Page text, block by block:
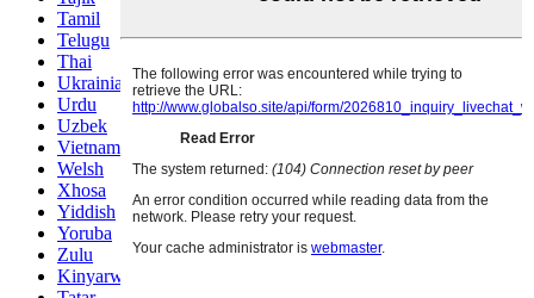
Tamil
Telugu
Thai
Ukrainian
Urdu
Uzbek
Vietnamese
Welsh
Xhosa
Yiddish
Yoruba
Zulu
Kinyarwanda